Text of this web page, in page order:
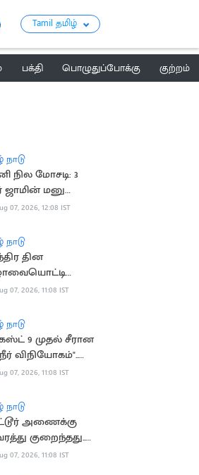
Tamil தமிழ்
பக்தி பொழுதுப்போக்கு
குற்றம்
நாடு
நில மோசடி: 3
ஜாமின் மனு
07, 2026, 12:08 IST
நாடு
தின
நிலையத்துக்கு
தடை
07, 2026, 11:08 IST
நாடு
9 முதல் சீரான
விநியோகம்"..
மேயர் உறுதி
07, 2026, 11:08 IST
நாடு
அணைக்கு
குறைந்தது..
கன அடியாக சரிவு
07, 2026, 11:08 IST